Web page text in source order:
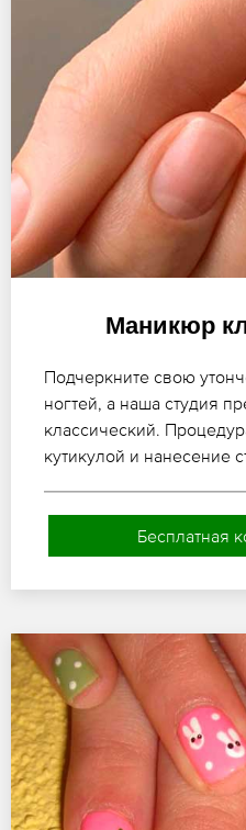
Маникюр
Подчеркните свою
ногтей, а наша студия
классический.
кутикулой и нанесение
Бесплатная